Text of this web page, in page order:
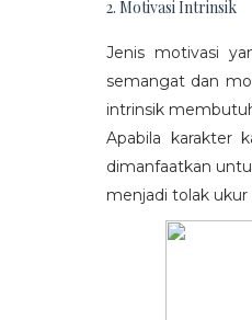
2. Motivasi Intrinsik
Jenis motivasi
semangat dan
intrinsik
Apabila karakter
dimanfaatkan
menjadi tolak